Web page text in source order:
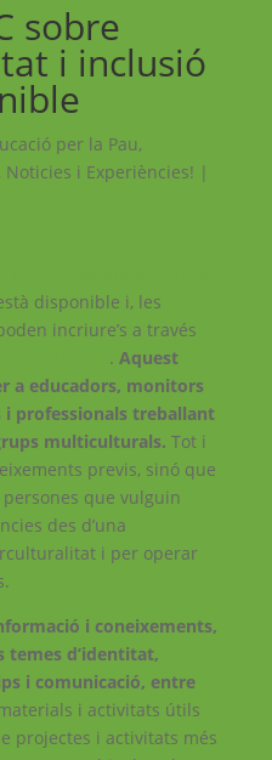
sobre
i inclusió
per la Pau,
, Noticies i Experiències! |
disponible i, les
incriure’s a través
. Aquest
a educadors, monitors
i professionals treballant
multiculturals. Tot i
previs, sinó que
que vulguin
des d’una
i per operar
i coneixements,
temes d’identitat,
i comunicació, entre
i activitats útils
projectes i activitats més